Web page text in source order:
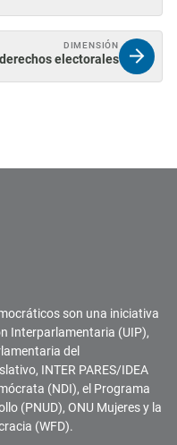
DIMENSIÓN
electorales
son una iniciativa
Interparlamentaria (UIP),
del
INTER PARES/IDEA
(NDI), el Programa
(PNUD), ONU Mujeres y la
(WFD).